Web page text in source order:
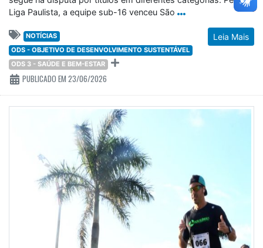
Liga Paulista, a equipe sub-16 venceu São
Leia Mais
NOTÍCIAS
ODS - OBJETIVO DE DESENVOLVIMENTO SUSTENTÁVEL
ODS 3 - SAÚDE E BEM-ESTAR
PUBLICADO EM 23/06/2026